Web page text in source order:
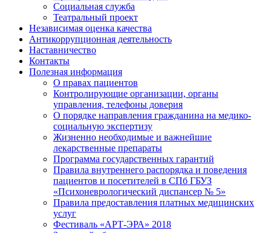
Социальная служба
Театральный проект
Независимая оценка качества
Антикоррупционная деятельность
Наставничество
Контакты
Полезная информация
О правах пациентов
Контролирующие организации, органы
управления, телефоны доверия
О порядке направления гражданина на медико-
социальную экспертизу
Жизненно необходимые и важнейшие
лекарственные препараты
Программа государственных гарантий
Правила внутреннего распорядка и поведения
пациентов и посетителей в СПб ГБУЗ
«Психоневрологический диспансер № 5»
Правила предоставления платных медицинских
услуг
Фестиваль «АРТ-ЭРА» 2018